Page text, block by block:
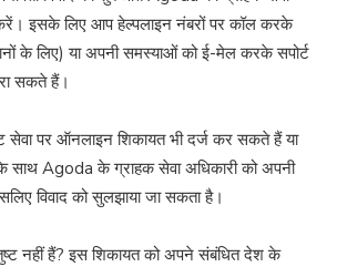
इसके लिए आप हेल्पलाइन नंबरों पर कॉल करके
के लिए) या अपनी समस्याओं को ई-मेल करके सपोर्ट
सकते हैं।
सेवा पर ऑनलाइन शिकायत भी दर्ज कर सकते हैं या
साथ Agoda के ग्राहक सेवा अधिकारी को अपनी
विवाद को सुलझाया जा सकता है।
नहीं हैं? इस शिकायत को अपने संबंधित देश के